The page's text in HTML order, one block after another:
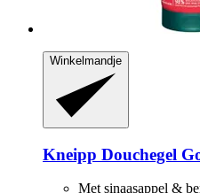
Winkelmandje
Kneipp Douchegel
Met sinaasappel &